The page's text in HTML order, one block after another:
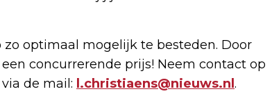
optimaal mogelijk te besteden. Door
concurrerende prijs! Neem contact op
de mail: l.christiaens@nieuws.nl.